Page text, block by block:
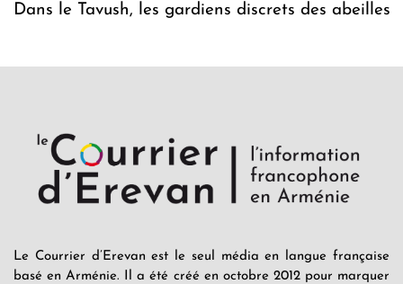
Dans le Tavush, les gardiens discrets des abeilles
Le Courrier d’Erevan est le seul média en langue française
basé en Arménie. Il a été créé en octobre 2012 pour marquer